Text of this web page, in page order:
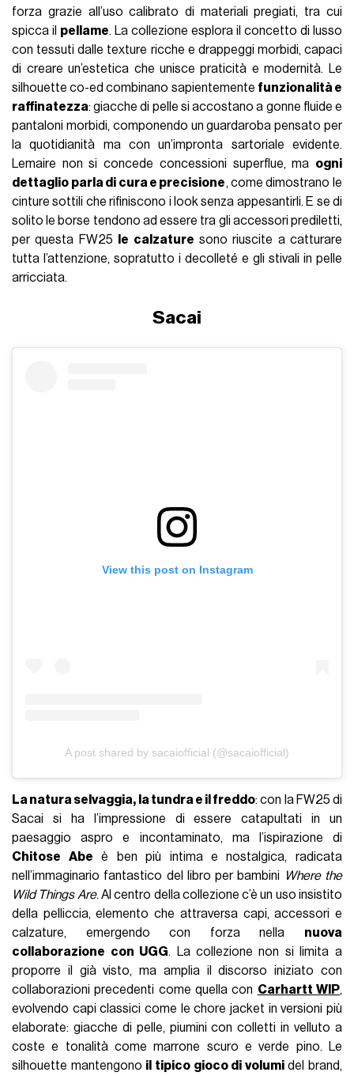
forza grazie all’uso calibrato di materiali pregiati, tra cui
spicca il pellame. La collezione esplora il concetto di lusso
con tessuti dalle texture ricche e drappeggi morbidi, capaci
di creare un’estetica che unisce praticità e modernità. Le
silhouette co-ed combinano sapientemente funzionalità e
raffinatezza: giacche di pelle si accostano a gonne fluide e
pantaloni morbidi, componendo un guardaroba pensato per
la quotidianità ma con un’impronta sartoriale evidente.
Lemaire non si concede concessioni superflue, ma ogni
dettaglio parla di cura e precisione, come dimostrano le
cinture sottili che rifiniscono i look senza appesantirli. E se di
solito le borse tendono ad essere tra gli accessori prediletti,
per questa FW25
le calzature sono riuscite a catturare
tutta l’attenzione, sopratutto i decolleté e gli stivali in pelle
arricciata.
Sacai
View this post on Instagram
A post shared by sacaiofficial (@sacaiofficial)
La natura selvaggia, la tundra e il freddo: con la FW25 di
Sacai si ha l’impressione di essere catapultati in un
paesaggio aspro e incontaminato, ma l’ispirazione di
Chitose Abe è ben più intima e nostalgica, radicata
nell’immaginario fantastico del libro per bambini
Where the
Wild Things Are. Al centro della collezione c’è un uso insistito
della pelliccia, elemento che attraversa capi, accessori e
calzature, emergendo con forza nella nuova
collaborazione con UGG. La collezione non si limita a
proporre il già visto, ma amplia il discorso iniziato con
collaborazioni precedenti come quella con Carhartt WIP,
evolvendo capi classici come le chore jacket in versioni più
elaborate: giacche di pelle, piumini con colletti in velluto a
coste e tonalità come marrone scuro e verde pino. Le
silhouette mantengono il tipico gioco di volumidel brand,